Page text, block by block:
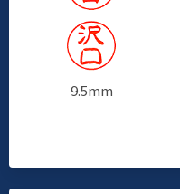
9.5mm